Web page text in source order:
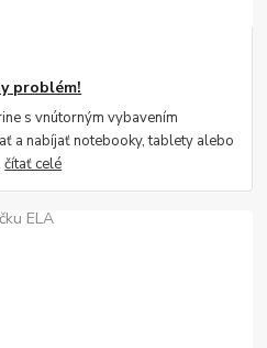
problém!
s vnútorným vybavením
a nabíjať notebooky, tablety alebo
čítať celé